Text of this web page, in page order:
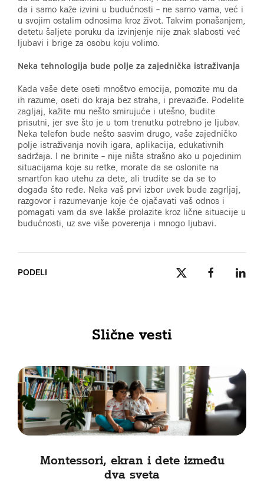
da i samo kaže izvini u budućnosti – ne samo vama, već i
u svojim ostalim odnosima kroz život. Takvim ponašanjem,
detetu šaljete poruku da izvinjenje nije znak slabosti već
ljubavi i brige za osobu koju volimo.
Neka tehnologija bude polje za zajednička istraživanja
Kada vaše dete oseti mnoštvo emocija, pomozite mu da
ih razume, oseti do kraja bez straha, i prevaziđe. Podelite
zagljaj, kažite mu nešto smirujuće i utešno, budite
prisutni, jer sve što je u tom trenutku potrebno je ljubav.
Neka telefon bude nešto sasvim drugo, vaše zajedničko
polje istraživanja novih igara, aplikacija, edukativnih
sadržaja. I ne brinite – nije ništa strašno ako u pojedinim
situacijama koje su retke, morate da se oslonite na
smartfon kao utehu za dete, ali trudite se da se to
događa što ređe. Neka vaš prvi izbor uvek bude zagrljaj,
razgovor i razumevanje koje će ojačavati vaš odnos i
pomagati vam da sve lakše prolazite kroz lične situacije u
budućnosti, uz sve više poverenja i mnogo ljubavi.
PODELI
Slične vesti
Montessori, ekran i dete između
dva sveta